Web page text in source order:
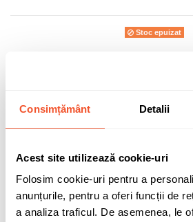
Consimțământ Detalii
Acest site utilizează cookie-uri
Folosim cookie-uri pentru a
anunțurile, pentru a oferi funcții de
a analiza traficul. De asemenea, le
Stoc epuizat
Adaugă în